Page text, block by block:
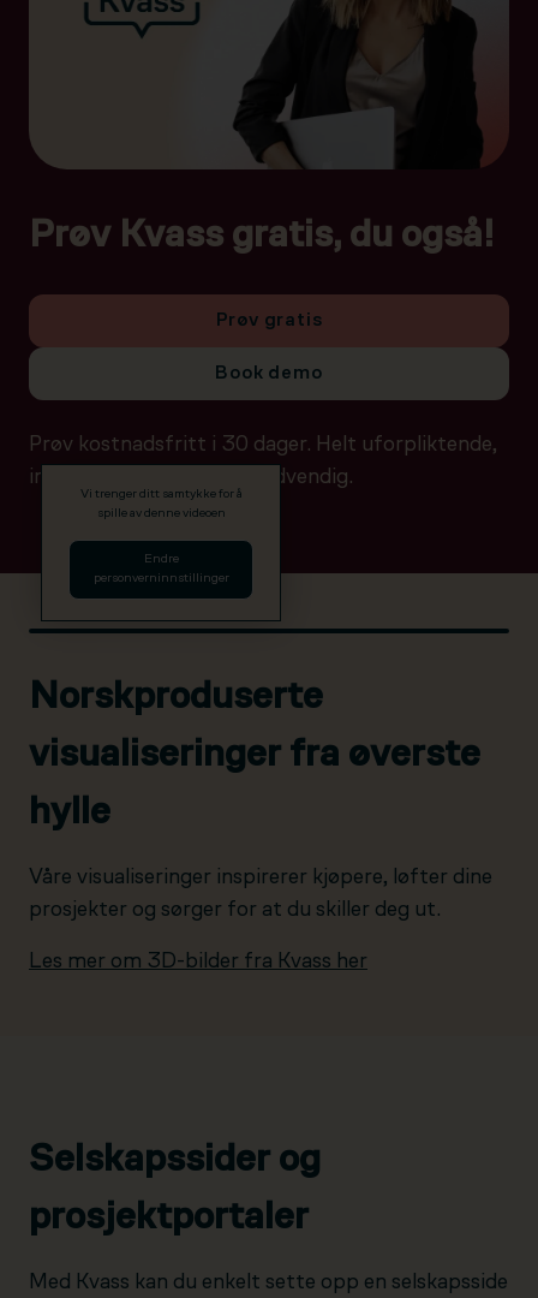
Prøv Kvass gratis, du også!
Prøv gratis
Book demo
Prøv kostnadsfritt i 30 dager. Helt uforpliktende,
ingen betalingsdetaljer nødvendig.
Vi trenger ditt samtykke for å
spille av denne videoen
Endre
personverninnstillinger
Norskproduserte
visualiseringer fra øverste
hylle
Våre visualiseringer inspirerer kjøpere, løfter dine
prosjekter og sørger for at du skiller deg ut.
Les mer om 3D-bilder fra Kvass her
Selskapssider og
prosjektportaler
Med Kvass kan du enkelt sette opp en selskapsside